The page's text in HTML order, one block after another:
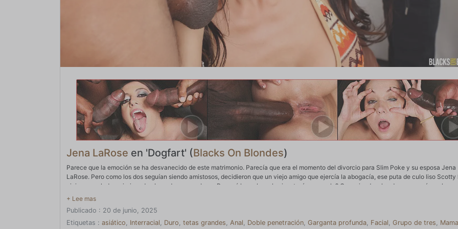
Jena LaRose en 'Dogfart' (Blacks On Blondes)
Parece que la emoción se ha desvanecido de este matrimonio. Parecía que era el momento del divorcio para Slim Poke y su esposa Jena
LaRose. Pero como los dos seguían siendo amistosos, decidieron que un viejo amigo que ejercía la abogacía, ese puta de culo liso Scotty
viniera a su lado y sirviera de abogado para ambos. ¿Por qué hacerlo malo si no tenía que serlo? Conociendo a los dos, no quería verlos
divorciarse y preguntó si habían tratado de arreglar las cosas. Resulta que Jena se había aburrido de su vida sexual, ya que había caído en
cómo follar a alguien por el culo, por lo que la pareja dispuesta aprovechó la oportunidad. Pronto, Jena tenía dos enormes palos de mamba
cabeza de hongo abofeteando su cara mientras ella goo y gaa gaaed por su día de suerte. Con el coño goteando y preparado para un
Publicado : 20 de junio, 2025
Etiquetas : asiático Interracial Duro tetas grandes Anal Doble penetración Garganta profunda Facial Grupo de tres